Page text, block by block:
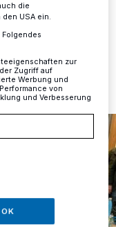
die
USA ein.
zur
Zugriff auf
Werbung und
von
und Verbesserung
OK